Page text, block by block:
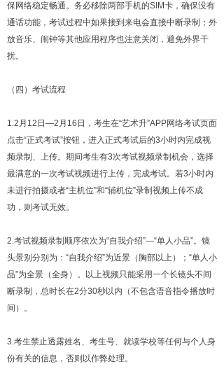
保网络稳定畅通。务必移除两部手机的SIM卡，确保没有
通话功能，考试过程中如果接到来电会直接中断录制；外
放音乐、闹钟等其他应用程序也注意关闭，避免外界干
扰。
（四）考试流程
1.2月12日—2月16日，考生在“艺术升”APP网络考试页面
点击“正式考试”按钮，进入正式考试后的3小时内完成视
频录制、上传。期间考生有3次考试视频录制机会，选择
最满意的一次考试视频进行上传，完成考试。若3小时内
未进行拍摄或者“主机位”和“辅机位”录制视频上传不成
功，则考试无效。
2.考试视频录制顺序依次为“自我介绍”—“单人小品”。镜
头景别分别为：“自我介绍”为近景（胸部以上）；“单人小
品”为全景（全身）。以上视频只能采用一个长镜头不间
断录制，总时长在2分30秒以内（不包含语音指令播放时
间）。
3.考生禁止透露姓名、考生号、就读学校等任何与个人身
份有关的信息，否则以作弊处理。